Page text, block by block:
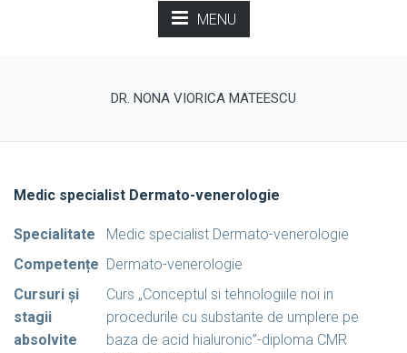
MENU
DR. NONA VIORICA MATEESCU
Medic specialist Dermato-venerologie
Specialitate
Medic specialist Dermato-venerologie
Competențe Dermato-venerologie
Cursuri și
stagii
absolvite
Curs „Conceptul si tehnologiile noi in
procedurile cu substante de umplere pe
baza de acid hialuronic”-diploma CMR